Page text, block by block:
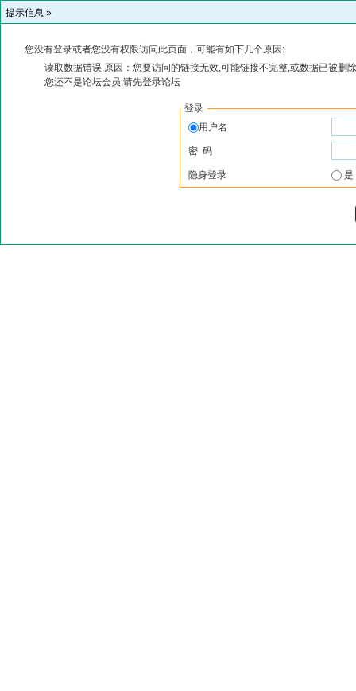
提示信息 »
您没有登录或者您没有权限访问此页面，可能有如下几个原因:
读取数据错误,原因：您要访问的链接无效,可能链接不完整,或数据已被删
您还不是论坛会员,请先登录论坛
登录
用户名
密 码
隐身登录